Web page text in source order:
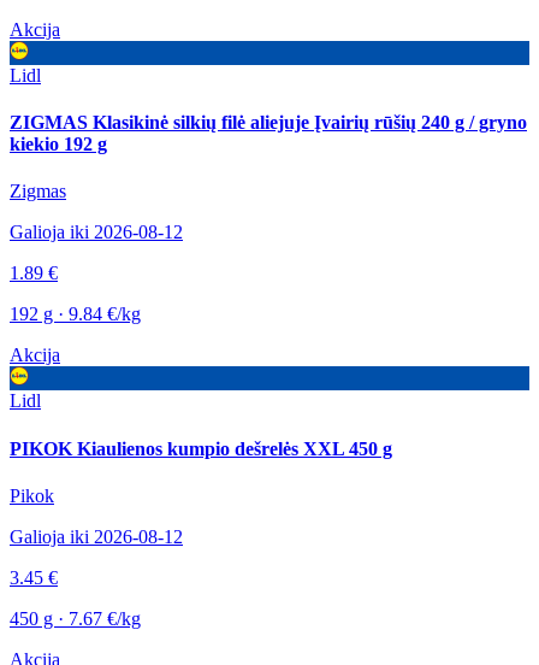
Akcija
Lidl
ZIGMAS Klasikinė silkių filė aliejuje Įvairių rūšių 240 g / gryno
kiekio 192 g
Zigmas
Galioja iki 2026-08-12
1.89 €
192 g · 9.84 €/kg
Akcija
Lidl
PIKOK Kiaulienos kumpio dešrelės XXL 450 g
Pikok
Galioja iki 2026-08-12
3.45 €
450 g · 7.67 €/kg
Akcija